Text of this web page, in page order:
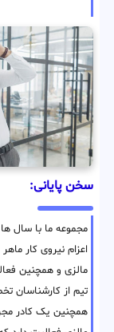
سخن پایانی:
مجموعه ما با سال
اعزام نیروی کار
مالزی و همچنین
تیم از کارشناسان
همچنین یک کادر